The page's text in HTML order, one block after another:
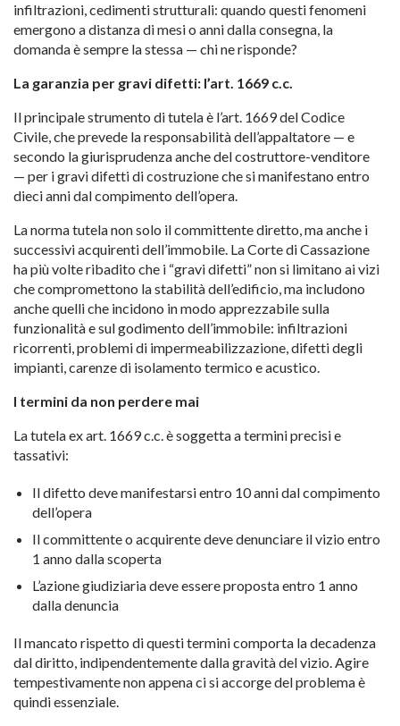
infiltrazioni, cedimenti strutturali: quando questi fenomeni
emergono a distanza di mesi o anni dalla consegna, la
domanda è sempre la stessa — chi ne risponde?
La garanzia per gravi difetti: l’art. 1669 c.c.
Il principale strumento di tutela è l’art. 1669 del Codice
Civile, che prevede la responsabilità dell’appaltatore — e
secondo la giurisprudenza anche del costruttore-venditore
— per i gravi difetti di costruzione che si manifestano entro
dieci anni dal compimento dell’opera.
La norma tutela non solo il committente diretto, ma anche i
successivi acquirenti dell’immobile. La Corte di Cassazione
ha più volte ribadito che i “gravi difetti” non si limitano ai vizi
che compromettono la stabilità dell’edificio, ma includono
anche quelli che incidono in modo apprezzabile sulla
funzionalità e sul godimento dell’immobile: infiltrazioni
ricorrenti, problemi di impermeabilizzazione, difetti degli
impianti, carenze di isolamento termico e acustico.
I termini da non perdere mai
La tutela ex art. 1669 c.c. è soggetta a termini precisi e
tassativi:
Il difetto deve manifestarsi entro 10 anni dal compimento
dell’opera
Il committente o acquirente deve denunciare il vizio entro
1 anno dalla scoperta
L’azione giudiziaria deve essere proposta entro 1 anno
dalla denuncia
Il mancato rispetto di questi termini comporta la decadenza
dal diritto, indipendentemente dalla gravità del vizio. Agire
tempestivamente non appena ci si accorge del problema è
quindi essenziale.